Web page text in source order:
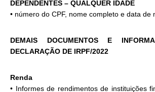
DEPENDENTES – QUALQUER IDADE
• número do CPF, nome completo e data de
DEMAIS DOCUMENTOS E
DECLARAÇÃO DE IRPF/2022
Renda
• Informes de rendimentos de instituições